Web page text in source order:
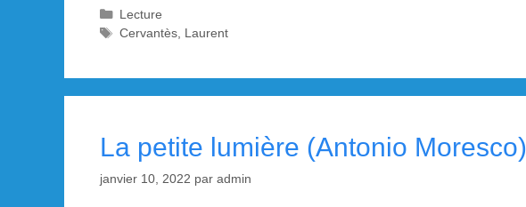
Catégories
Lecture
Étiquettes
Cervantès, Laurent
La petite lumière (Antonio Moresco)
janvier 10, 2022 par admin